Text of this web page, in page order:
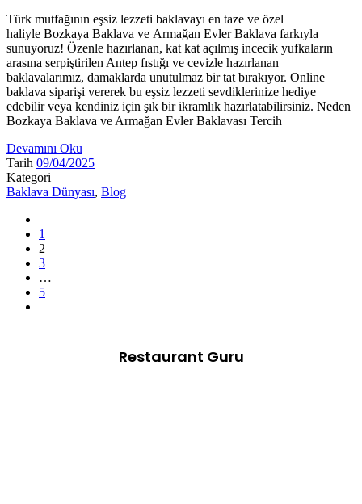
Türk mutfağının eşsiz lezzeti baklavayı en taze ve özel
haliyle Bozkaya Baklava ve Armağan Evler Baklava farkıyla
sunuyoruz! Özenle hazırlanan, kat kat açılmış incecik yufkaların
arasına serpiştirilen Antep fıstığı ve cevizle hazırlanan
baklavalarımız, damaklarda unutulmaz bir tat bırakıyor. Online
baklava siparişi vererek bu eşsiz lezzeti sevdiklerinize hediye
edebilir veya kendiniz için şık bir ikramlık hazırlatabilirsiniz. Neden
Bozkaya Baklava ve Armağan Evler Baklavası Tercih
Devamını Oku
Tarih 09/04/2025
Kategori
Baklava Dünyası, Blog
1
2
3
…
5
Restaurant Guru